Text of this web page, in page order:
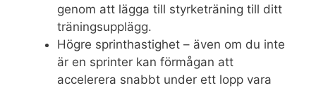
genom att lägga till styrketräning till ditt
träningsupplägg.
Högre sprinthastighet – även om du inte
är en sprinter kan förmågan att
accelerera snabbt under ett lopp vara